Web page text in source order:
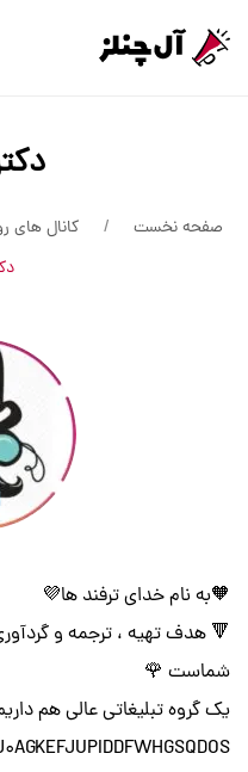
صفحه نخست کانال های
🧡به نام خدای ترفند ها💜
🔻 هدف تهیه ، ترجمه و
شماست 🌹
یک گروه تبلیغاتی عالی هم